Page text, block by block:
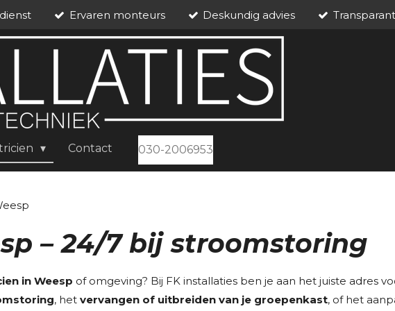
Ervaren monteurs Deskundig advies Transparant
Contact 030-2006953
– 24/7 bij stroomstoring
in Weesp of omgeving? Bij FK installaties ben je aan het juiste adres
, het vervangen of uitbreiden van je groepenkast, of het